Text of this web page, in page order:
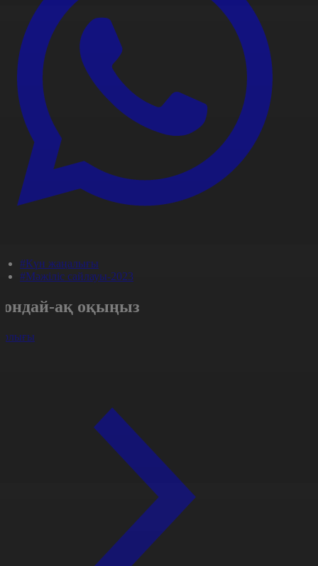
#Күн жаңалығы
#Мәжіліс сайлауы-2023
ақ оқыңыз